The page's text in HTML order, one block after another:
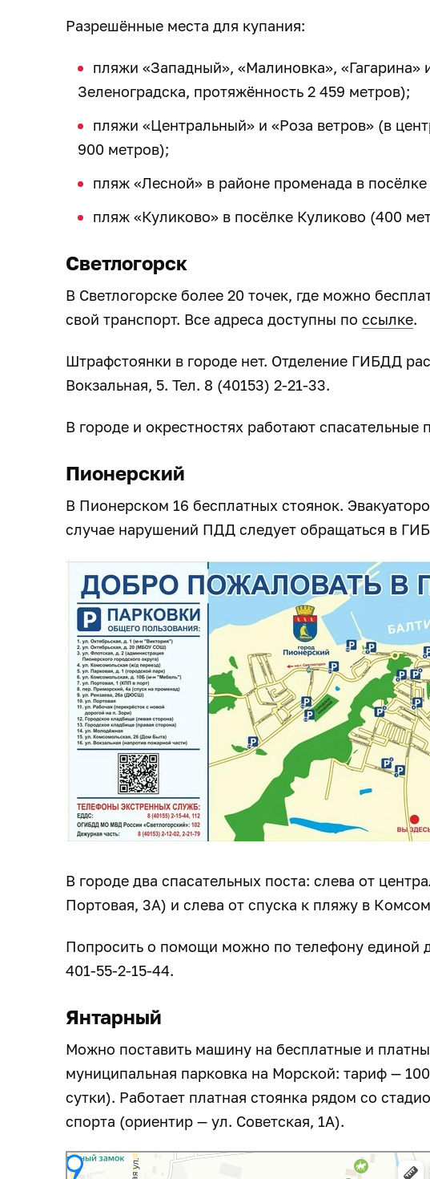
Разрешённые места для купания:
пляжи «Западный», «Малиновка», «Гагарина»
Зеленоградска, протяжённость 2 459 метров);
пляжи «Центральный» и «Роза ветров» (в
900 метров);
пляж «Лесной» в районе променада в
пляж «Куликово» в посёлке Куликово (400
Светлогорск
В Светлогорске более 20 точек, где можно
свой транспорт. Все адреса доступны по ссылке.
Штрафстоянки в городе нет. Отделение ГИБДД
Вокзальная, 5. Тел. 8 (40153) 2-21-33.
В городе и окрестностях работают спасательные
Пионерский
В Пионерском 16 бесплатных стоянок.
случае нарушений ПДД следует обращаться в
В городе два спасательных поста: слева от
Портовая, 3А) и слева от спуска к пляжу в
Попросить о помощи можно по телефону единой
401-55-2-15-44.
Янтарный
Можно поставить машину на бесплатные и
муниципальная парковка на Морской: тариф —
сутки). Работает платная стоянка рядом со
спорта (ориентир — ул. Советская, 1А).
Яндекс Карты
Яндекс Карты — транспорт, навигация, поиск мест